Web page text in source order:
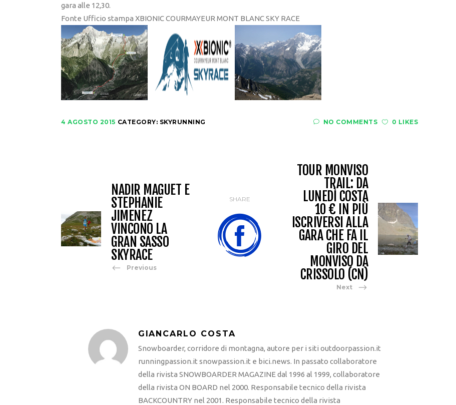
gara alle 12,30.
Fonte Ufficio stampa XBIONIC COURMAYEUR MONT BLANC SKY RACE
4 AGOSTO 2015 CATEGORY: SKYRUNNING NO COMMENTS 0 LIKES
NADIR MAGUET E
STEPHANIE
JIMENEZ
VINCONO LA
GRAN SASSO
SKYRACE
Previous
SHARE
TOUR MONVISO
TRAIL: DA
LUNEDÌ COSTA
10 € IN PIÙ
ISCRIVERSI ALLA
GARA CHE FA IL
GIRO DEL
MONVISO DA
CRISSOLO (CN)
Next
GIANCARLO COSTA
Snowboarder, corridore di montagna, autore per i siti outdoorpassion.it
runningpassion.it snowpassion.it e bici.news. In passato collaboratore
della rivista SNOWBOARDER MAGAZINE dal 1996 al 1999, collaboratore
della rivista ON BOARD nel 2000. Responsabile tecnico della rivista
BACKCOUNTRY nel 2001. Responsabile tecnico della rivista